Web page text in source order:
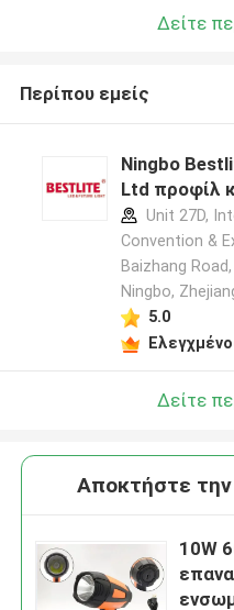
Δείτε
Περίπου εμείς
Ningbo
Ltd προφίλ
Unit 27D,
Convention &
Baizhang
Ningbo,
5.0
Δείτε
Αποκτήστε την
10W